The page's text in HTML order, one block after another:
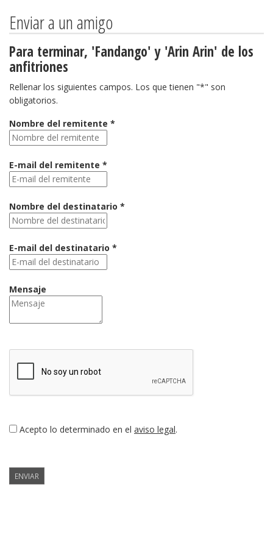
Enviar a un amigo
Para terminar, 'Fandango' y 'Arin Arin' de los
anfitriones
Rellenar los siguientes campos. Los que tienen "*" son
obligatorios.
Nombre del remitente *
E-mail del remitente *
Nombre del destinatario *
E-mail del destinatario *
Mensaje
Acepto lo determinado en el aviso legal.
ENVIAR